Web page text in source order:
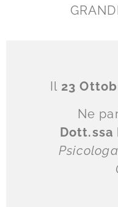
Il 23
Ne
Dott.ssa